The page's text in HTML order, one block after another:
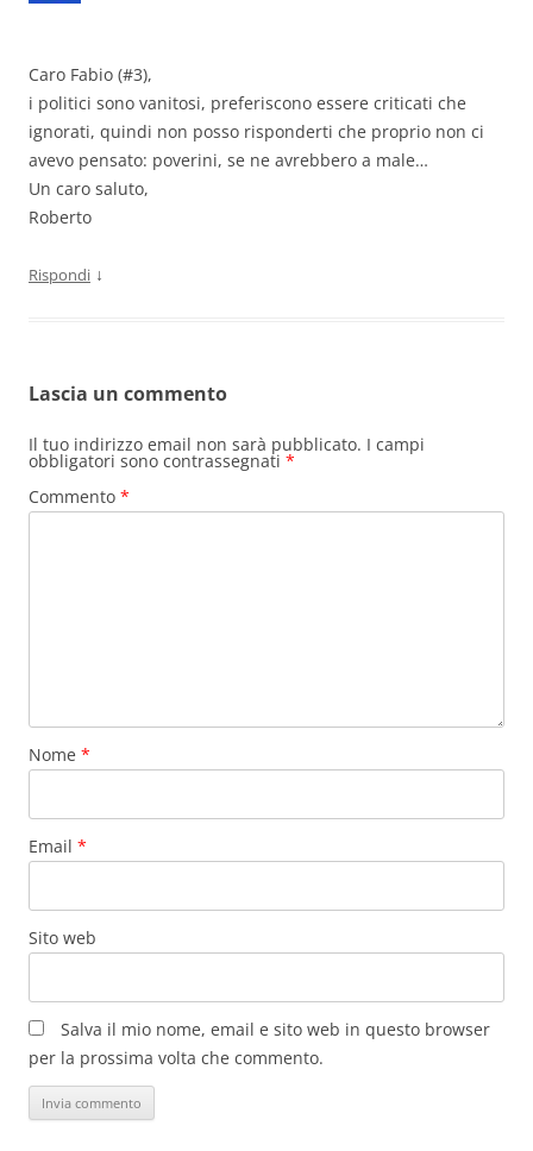
Caro Fabio (#3),
i politici sono vanitosi, preferiscono essere criticati che
ignorati, quindi non posso risponderti che proprio non ci
avevo pensato: poverini, se ne avrebbero a male…
Un caro saluto,
Roberto
Rispondi ↓
Lascia un commento
Il tuo indirizzo email non sarà pubblicato. I campi
obbligatori sono contrassegnati *
Commento *
Nome *
Email *
Sito web
Salva il mio nome, email e sito web in questo browser
per la prossima volta che commento.